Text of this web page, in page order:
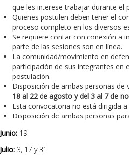
que les interese trabajar durante el
Quienes postulen deben tener el
proceso completo en los diversos
Se requiere contar con conexión a
parte de las sesiones son en línea.
La comunidad/movimiento en
participación de sus integrantes en
postulación.
Disposición de ambas personas
18 al 22 de agosto y del 3 al 7 de
Esta convocatoria no está dirigida
Disposición de ambas personas
Junio: 19
Julio: 3, 17 y 31